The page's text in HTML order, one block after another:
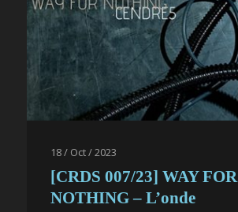
18 / Oct / 2023
[CRDS 007/23] WAY FOR
NOTHING – L’onde